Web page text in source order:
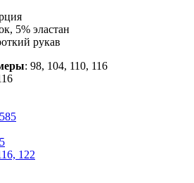
5% эластан
рукав
: 98, 104, 110, 116
122